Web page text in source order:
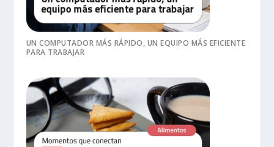
UN COMPUTADOR MÁS RÁPIDO, UN EQUIPO MÁS EFICIENTE
PARA TRABAJAR